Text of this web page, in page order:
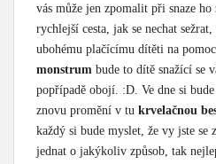
vás může jen zpomalit při snaze
rychlejší cesta, jak se nechat
ubohému plačícímu dítěti na
monstrum bude to dítě snažící se
popřípadě obojí. :D. Ve dne si
znovu promění v tu krvelačnou
každý si bude myslet, že vy jste se
jednat o jakýkoliv způsob, tak